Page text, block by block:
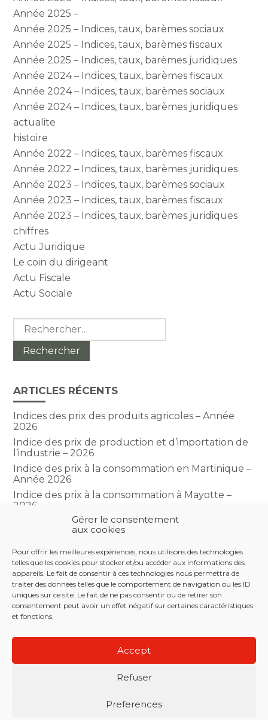
Gérer le consentement
aux cookies
Pour offrir les meilleures expériences, nous utilisons des technologies
telles que les cookies pour stocker et/ou accéder aux informations des
appareils. Le fait de consentir à ces technologies nous permettra de
traiter des données telles que le comportement de navigation ou les ID
uniques sur ce site. Le fait de ne pas consentir ou de retirer son
consentement peut avoir un effet négatif sur certaines caractéristiques
et fonctions.
Accept
Refuser
Preferences
Année 2025 –
Année 2025 – Indices, taux, barèmes sociaux
Année 2025 – Indices, taux, barèmes fiscaux
Année 2025 – Indices, taux, barèmes juridiques
Année 2024 – Indices, taux, barèmes fiscaux
Année 2024 – Indices, taux, barèmes sociaux
Année 2024 – Indices, taux, barèmes juridiques
actualite
histoire
Année 2022 – Indices, taux, barèmes fiscaux
Année 2022 – Indices, taux, barèmes juridiques
Année 2023 – Indices, taux, barèmes sociaux
Année 2023 – Indices, taux, barèmes fiscaux
Année 2023 – Indices, taux, barèmes juridiques
chiffres
Actu Juridique
Le coin du dirigeant
Actu Fiscale
Actu Sociale
Rechercher :
ARTICLES RÉCENTS
Indices des prix des produits agricoles – Année
2026
Indice des prix de production et d’importation de
l’industrie – 2026
Indice des prix à la consommation en Martinique –
Année 2026
Indice des prix à la consommation à Mayotte –
2026
Indice du climat des affaires dans le BTP – Année
COMMENTAIRES RÉCENTS
Footer
LE CABINET NOS SERVICES
NOS OUTILS
RECRUTEMENT